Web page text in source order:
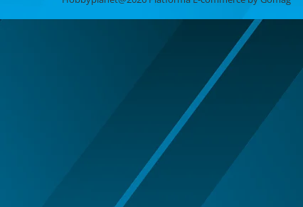
ARTICOLE DE MAKE-UP
BRETELE/CURELE/CRAVATE/PAPIOANE
CAVALERI - ARME SI DECORATIUNI
CIORAPI MANUSI INCALTAMINTE
HALLOWEEN ACCESORIES